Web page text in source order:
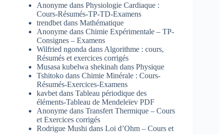
Anonyme dans Physiologie Cardiaque :
Cours-Résumés-TP-TD-Examens
trendbet dans Mathématique
Anonyme dans Chimie Expérimentale – TP-
Consignes – Examens
Wilfried ngonda dans Algorithme : cours,
Résumés et exercices corrigés
Musasa kubelwa shekinah dans Physique
Tshitoko dans Chimie Minérale : Cours-
Résumés-Exercices-Examens
kavbet dans Tableau périodique des
éléments-Tableau de Mendeleïev PDF
Anonyme dans Transfert Thermique – Cours
et Exercices corrigés
Rodrigue Mushi dans Loi d’Ohm – Cours et